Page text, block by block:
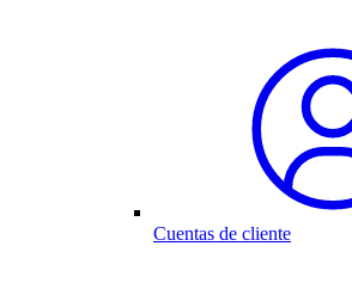
Cuentas de cliente